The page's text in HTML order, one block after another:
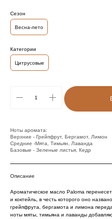
Сезон
Весна-лето
Категории
Цитрусовые
Ноты аромата:
Верхние - Грейпфрут, Бергамот, Лимон
Средние -Мята, Тимьян, Лаванда
Базовые - Зеленые листья, Кедр
Описание
Ароматическое масло Paloma
и коктейль, в честь которого оно
грейпфрута, бергамота и лимона
ноты мяты, тимьяна и лаванды